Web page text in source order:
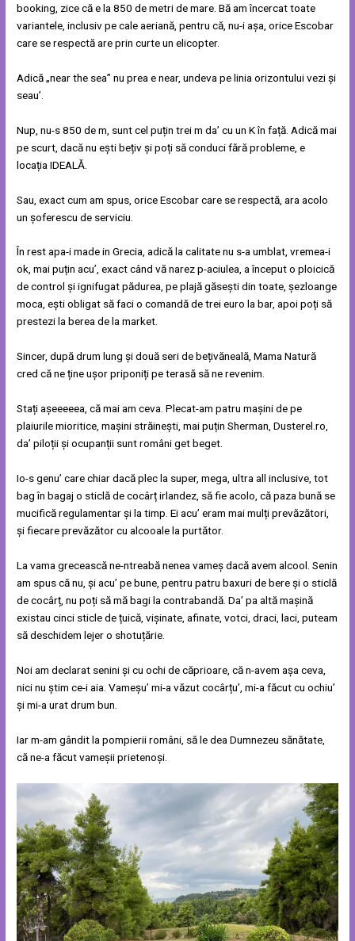
booking, zice că e la 850 de metri de mare. Bă am încercat toate
variantele, inclusiv pe cale aeriană, pentru că, nu-i așa, orice Escobar
care se respectă are prin curte un elicopter.
Adică „near the sea” nu prea e near, undeva pe linia orizontului vezi și
seau’.
Nup, nu-s 850 de m, sunt cel puțin trei m da’ cu un K în față. Adică mai
pe scurt, dacă nu ești bețiv și poți să conduci fără probleme, e
locația IDEALĂ.
Sau, exact cum am spus, orice Escobar care se respectă, ara acolo
un șoferescu de serviciu.
În rest apa-i made in Grecia, adică la calitate nu s-a umblat, vremea-i
ok, mai puțin acu’, exact când vă narez p-aciulea, a început o ploicică
de control și ignifugat pădurea, pe plajă găsești din toate, șezloange
moca, ești obligat să faci o comandă de trei euro la bar, apoi poți să
prestezi la berea de la market.
Sincer, după drum lung și două seri de bețivăneală, Mama Natură
cred că ne ține ușor priponiți pe terasă să ne revenim.
Stați așeeeeea, că mai am ceva. Plecat-am patru mașini de pe
plaiurile mioritice, mașini străinești, mai puțin Sherman, Dusterel.ro,
da’ piloții și ocupanții sunt români get beget.
Io-s genu’ care chiar dacă plec la super, mega, ultra all inclusive, tot
bag în bagaj o sticlă de cocârț irlandez, să fie acolo, că paza bună se
mucifică regulamentar și la timp. Ei acu’ eram mai mulți prevăzători,
și fiecare prevăzător cu alcooale la purtător.
La vama grecească ne-ntreabă nenea vameș dacă avem alcool. Senin
am spus că nu, și acu’ pe bune, pentru patru baxuri de bere și o sticlă
de cocârț, nu poți să mă bagi la contrabandă. Da’ pa altă mașină
existau cinci sticle de țuică, vișinate, afinate, votci, draci, laci, puteam
să deschidem lejer o shotuțărie.
Noi am declarat senini și cu ochi de căprioare, că n-avem așa ceva,
nici nu știm ce-i aia. Vameșu’ mi-a văzut cocârțu’, mi-a făcut cu ochiu’
și mi-a urat drum bun.
Iar m-am gândit la pompierii români, să le dea Dumnezeu sănătate,
că ne-a făcut vameșii prietenoși.